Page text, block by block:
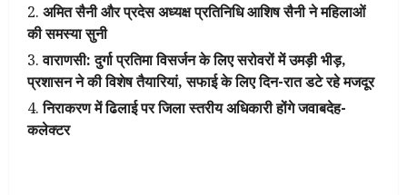
अमित सैनी और प्रदेस अध्यक्ष प्रतिनिधि आशिष सैनी ने महिलाओं
की समस्या सुनी
वाराणसी: दुर्गा प्रतिमा विसर्जन के लिए सरोवरों में उमड़ी भीड़,
प्रशासन ने की विशेष तैयारियां, सफाई के लिए दिन-रात डटे रहे मजदूर
निराकरण में ढिलाई पर जिला स्तरीय अधिकारी होंगे जवाबदेह-
कलेक्टर